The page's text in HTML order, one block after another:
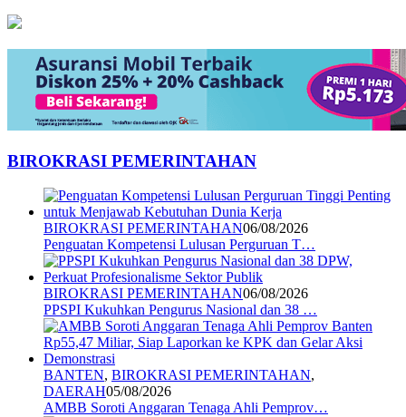
BIROKRASI PEMERINTAHAN
BIROKRASI PEMERINTAHAN06/08/2026
Penguatan Kompetensi Lulusan Perguruan T…
BIROKRASI PEMERINTAHAN06/08/2026
PPSPI Kukuhkan Pengurus Nasional dan 38 …
BANTEN, BIROKRASI PEMERINTAHAN,
DAERAH05/08/2026
AMBB Soroti Anggaran Tenaga Ahli Pemprov…